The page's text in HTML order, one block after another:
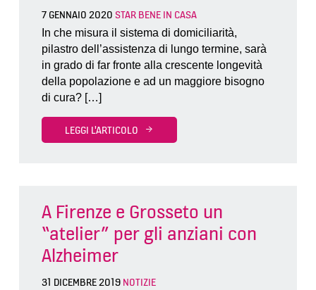
7 GENNAIO 2020 STAR BENE IN CASA
In che misura il sistema di domiciliarità,
pilastro dell’assistenza di lungo termine, sarà
in grado di far fronte alla crescente longevità
della popolazione e ad un maggiore bisogno
di cura? […]
LEGGI L'ARTICOLO
A Firenze e Grosseto un
“atelier” per gli anziani con
Alzheimer
31 DICEMBRE 2019 NOTIZIE